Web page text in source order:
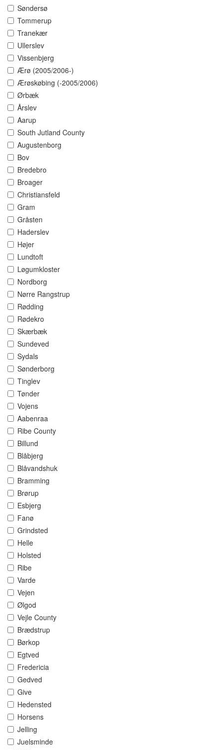
Søndersø
Tommerup
Tranekær
Ullerslev
Vissenbjerg
Ærø (2005/2006-)
Ærøskøbing (-2005/2006)
Ørbæk
Årslev
Aarup
South Jutland County
Augustenborg
Bov
Bredebro
Broager
Christiansfeld
Gram
Gråsten
Haderslev
Højer
Lundtoft
Løgumkloster
Nordborg
Nørre Rangstrup
Rødding
Rødekro
Skærbæk
Sundeved
Sydals
Sønderborg
Tinglev
Tønder
Vojens
Aabenraa
Ribe County
Billund
Blåbjerg
Blåvandshuk
Bramming
Brørup
Esbjerg
Fanø
Grindsted
Helle
Holsted
Ribe
Varde
Vejen
Ølgod
Vejle County
Brædstrup
Børkop
Egtved
Fredericia
Gedved
Give
Hedensted
Horsens
Jelling
Juelsminde